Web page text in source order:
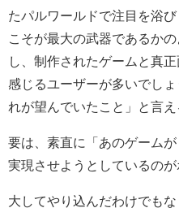
たパルワールドで注目を浴
こそが最大の武器であるか
し、制作されたゲームと真
感じるユーザーが多いでし
れが望んでいたこと」と言
要は、素直に「あのゲーム
実現させようとしているのが
大してやり込んだわけでも